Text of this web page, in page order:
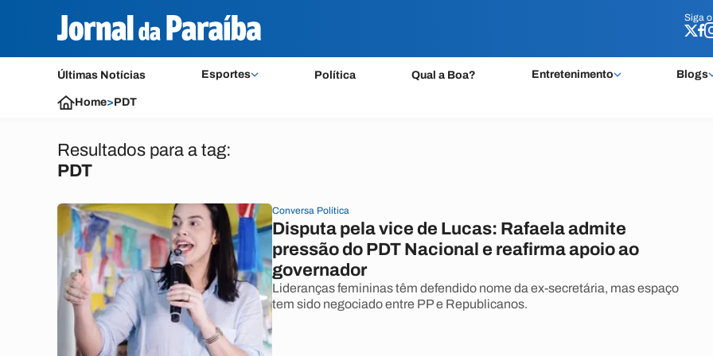
Siga o
Últimas Notícias Esportes Política Qual a Boa? Entretenimento Blogs
Siga o
Home>PDT
Resultados para a tag:
PDT
Conversa Política
Disputa pela vice de Lucas: Rafaela admite
pressão do PDT Nacional e reafirma apoio ao
governador
Lideranças femininas têm defendido nome da ex-secretária, mas espaço
tem sido negociado entre PP e Republicanos.